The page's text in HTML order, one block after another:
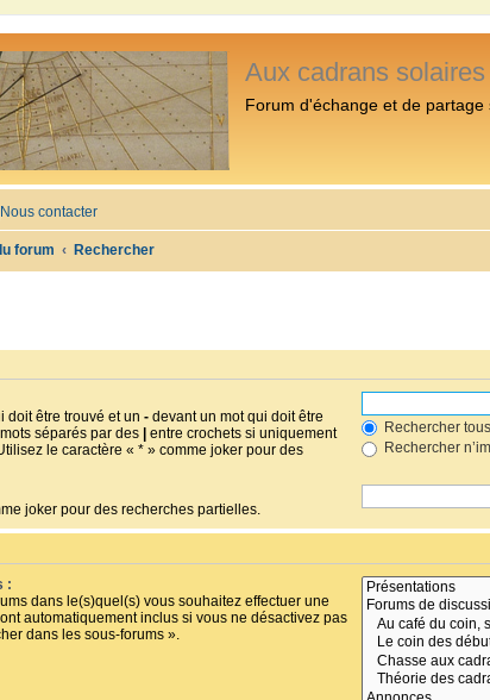
Aux cadrans solaires
Forum d'échange et de
Nous contacter
forum Rechercher
doit être trouvé et un - devant un mot qui doit être
séparés par des
entre crochets si uniquement
le caractère « * » comme joker pour des
Rechercher
Rechercher
joker pour des recherches partielles.
:
dans le(s)quel(s) vous souhaitez effectuer une
automatiquement inclus si vous ne désactivez pas
dans les sous-forums ».